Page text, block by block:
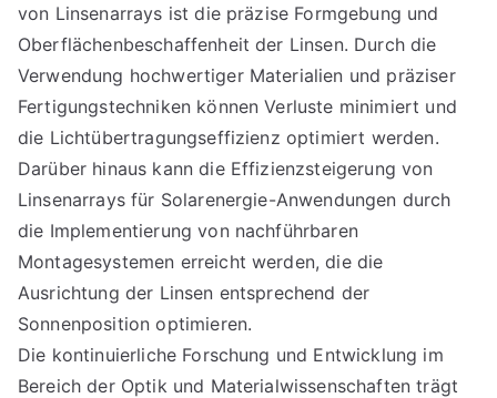
von Linsenarrays ist die präzise Formgebung und
Oberflächenbeschaffenheit der Linsen. Durch die
Verwendung hochwertiger Materialien und präziser
Fertigungstechniken können Verluste minimiert und
die Lichtübertragungseffizienz optimiert werden.
Darüber hinaus kann die Effizienzsteigerung von
Linsenarrays für Solarenergie-Anwendungen durch
die Implementierung von nachführbaren
Montagesystemen erreicht werden, die die
Ausrichtung der Linsen entsprechend der
Sonnenposition optimieren.
Die kontinuierliche Forschung und Entwicklung im
Bereich der Optik und Materialwissenschaften trägt